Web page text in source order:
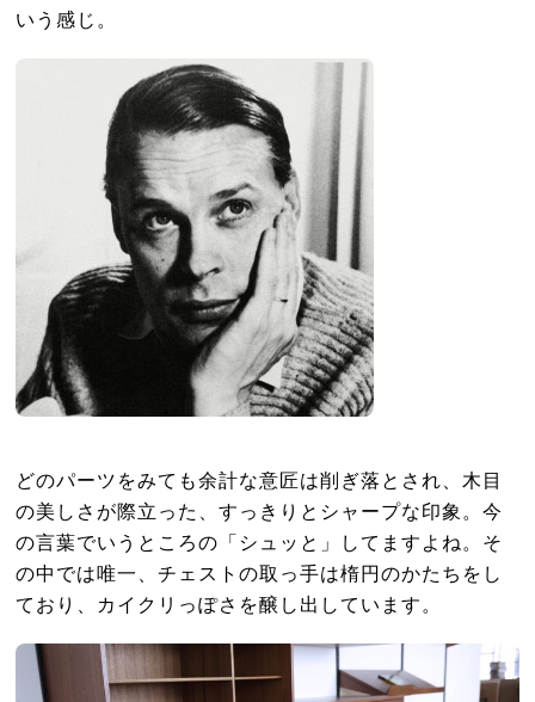
いう感じ。
どのパーツをみても余計な意匠は削ぎ落とされ、木目
の美しさが際立った、すっきりとシャープな印象。今
の言葉でいうところの「シュッと」してますよね。そ
の中では唯一、チェストの取っ手は楕円のかたちをし
ており、カイクリっぽさを醸し出しています。